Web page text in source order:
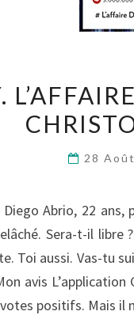
28
Diego Abrio, 22
Sera-t-il libre
Toi aussi. Vas-tu
avis
positifs. Mais il